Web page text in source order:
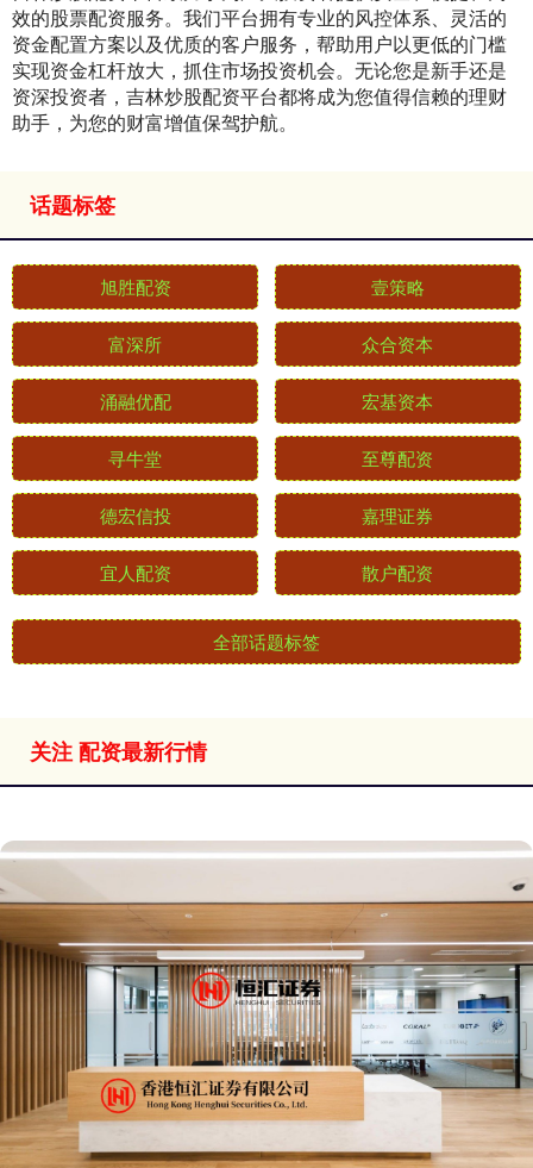
效的股票配资服务。我们平台拥有专业的风控体系、灵活的
资金配置方案以及优质的客户服务，帮助用户以更低的门槛
实现资金杠杆放大，抓住市场投资机会。无论您是新手还是
资深投资者，吉林炒股配资平台都将成为您值得信赖的理财
助手，为您的财富增值保驾护航。
话题标签
旭胜配资 壹策略
富深所 众合资本
涌融优配 宏基资本
寻牛堂 至尊配资
德宏信投 嘉理证券
宜人配资 散户配资
全部话题标签
关注 配资最新行情